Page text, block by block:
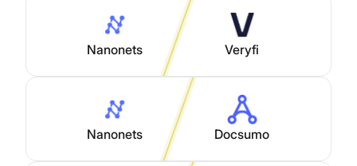
Nanonets Veryfi
Nanonets Docsumo